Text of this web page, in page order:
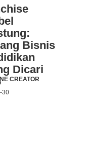
Bisnis
Dicari
CREATOR
30